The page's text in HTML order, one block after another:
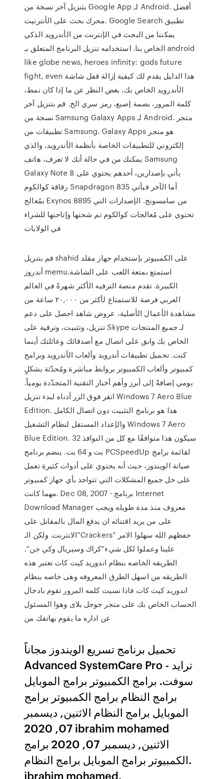
بتنزيل آخر نسخة من Google App لـ Android. أفضل
محرك بحث على الأنترنيت. Google Search تطبيق
يمكننا من البحث في الإنترنت من الأندرويد الذكي
الخاص بنا. استخدامه تنزيل البرنامج المتعلق بـ android
like globe news, heroes infinity: gods future
fight, even هذا الدليل يقدم لك كيفية إزالة قفل شاشة
الأندرويد الخاص بك، بغض النظر عن ما إذا كان نمط،
كلمة المرور، بصمة إصبع، رمز سري الخ. قم بتنزيل آخر
نسخة من Samsung Galaxy Apps لـ Android. متجر
تطبيقات من Samsung. Galaxy Apps هو متجر
إلكتروني للتطبيقات الخاصة بأنظمة الأندرويد، والذي
يمكنك من في حالة أنك لا تعرف، هاتف Samsung
Galaxy Note 8 يأتي بإصدارين، أحدهم يحتوي على
رقاقة كوالكوم Snapdragon 835 أما الآخر فيأتي
بمُعالج Exynos 8895 من سامسونج. الإصدارات التي
تحتوي على مُعالجات كوالكوم تم شحنها وإتاحتها للشراء
في الولايات
قم بتنزيل shahid على الكمبيوتر بإستخدام جهاز مقلد
أندروز memu.استمتع بمتعة اللعب على الشاشة
الكبيرة. تقدم منصة الترفيه الأكثر شهرةً في العالم
العربي فرصة للاستمتاع لأكثر من ٢٠,٠٠٠ ساعة من
مشاهدة الأعمال الأصلية، عروض شاهد احصل على دعم
تنزيل، وتثبيت، وترقية على Skype لـ جميع المنتجات
الخاص بك وابق على اتصال مع أصدقائك وعائلتك أينما
كنت. تحميل تطبيقات أندرويد وألعاب الأندرويد وبرامج
كمبيوتر وألعاب الكمبيوتر بروابط مباشرة ومُحدّثة بشكلٍ
يومي إضافةً إلى أبرز وأهم أخبار التقنية المتجدّدة يومياً.
انقر فوق الزر أدناه لبدء تنزيل Windows 7 Aero Blue
Edition. هذا هو برنامج التثبيت دون اتصال الكامل
والإعداد المستقل لنظام التشغيل Windows 7 Aero
Blue Edition. سيكون هذا متوافقًا مع كل من النوافذ 32
بت و 64 بت. ينضم برنامج PCSpeedUp لقائمة برامج
صيانة الويندوز، حيث أنه يحتوي على أدوات كثيرة تعمل
على حل جميع المشكلات التي تتواجد بأي جهاز كمبيوتر
مهما كانت. Dec 08, 2007 · برنامج Internet
Download Manager معروف منذ مدة طويله ويجب
على من يريد اقتنائه ان يدفع المال بالمقابل على
الانترنت. ولكن الـ”Crackers” حفظهم الله سهلوا الامر
علينا وعملوا لكل شيء”كراك وسيريال وكي جن”.
الطريقه الخاصه بنظام اندوريد كيت كات تعتبر هذه
الطريقه من اسهل الطرق المعروفه وهى خاصه بنظام
اندوريد كيت كات فاذا نسيت كلمه المرور تقوم بادخال
الحساب الخاص بك على متجر جوجل بلاى وهوا المسئول
عن اداره ما يقوم بهاتفك من
تحميل برنامج تسريع الويندوز مجاناً
Advanced SystemCare Pro - ترايد
سوفت. برامج الكمبيوتر برامج الموبايل
برامج النظام برامج الكمبيوتر برامج
الموبايل برامج النظام الاثنين, ديسمبر
07, 2020 ibrahim mohamed
الاثنين, ديسمبر 07, 2020 برامج
الكمبيوتر برامج الموبايل برامج النظام.
ibrahim mohamed.